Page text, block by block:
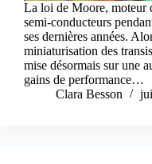
La loi de Moore, moteur
semi-conducteurs
ses dernières années.
miniaturisation des
mise désormais sur une
gains de performance…
Clara Besson